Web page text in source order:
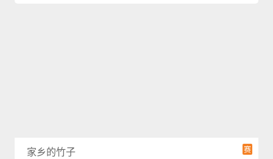
赛
家乡的竹子